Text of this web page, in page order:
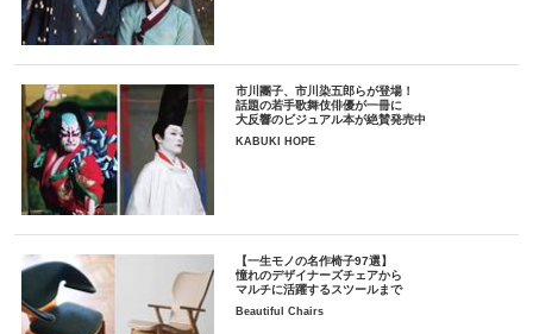
市川團子、市川染五郎らが登場！
話題の若手歌舞伎俳優が一冊に
大反響のビジュアル本が絶賛発売中
KABUKI HOPE
【一生モノの名作椅子97選】
憧れのデザイナーズチェアから
マルチに活躍するスツールまで
Beautiful Chairs